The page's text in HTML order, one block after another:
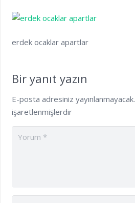
erdek ocaklar apartlar
Bir yanıt yazın
E-posta adresiniz yayınlanmayacak.
işaretlenmişlerdir